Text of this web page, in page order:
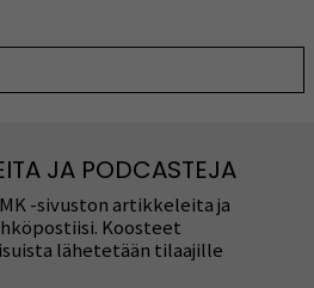
JA PODCASTEJA
-sivuston artikkeleita ja
Koosteet
lähetetään tilaajille